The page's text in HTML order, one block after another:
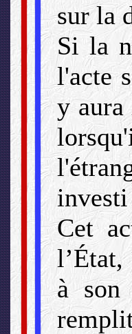
sur la
Si la
l'acte
y aura
Cet
à son